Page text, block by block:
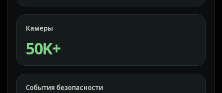
Камеры
50K+
События безопасности